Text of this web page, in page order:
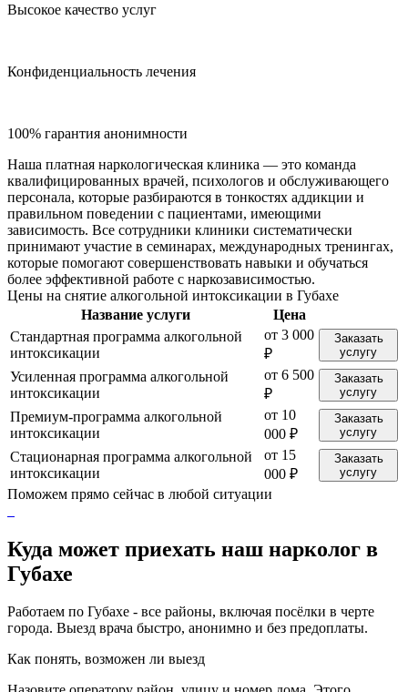
Высокое качество услуг
Конфиденциальность лечения
100% гарантия анонимности
Наша платная наркологическая клиника — это команда
квалифицированных врачей, психологов и обслуживающего
персонала, которые разбираются в тонкостях аддикции и
правильном поведении с пациентами, имеющими
зависимость. Все сотрудники клиники систематически
принимают участие в семинарах, международных тренингах,
которые помогают совершенствовать навыки и обучаться
более эффективной работе с наркозависимостью.
Цены на снятие алкогольной интоксикации в Губахе
Название услуги
Цена
Стандартная программа алкогольной
интоксикации
от 3 000
₽
Заказать
услугу
Усиленная программа алкогольной
интоксикации
от 6 500
₽
Заказать
услугу
Премиум-программа алкогольной
интоксикации
от 10
000 ₽
Заказать
услугу
Стационарная программа алкогольной
интоксикации
от 15
000 ₽
Заказать
услугу
Поможем прямо сейчас в любой ситуации
Куда может приехать наш нарколог в
Губахе
Работаем по Губахе - все районы, включая посёлки в черте
города. Выезд врача быстро, анонимно и без предоплаты.
Как понять, возможен ли выезд